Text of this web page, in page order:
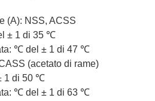
(A): NSS, ACSS
± 1 di 35 ℃
℃ del ± 1 di 47 ℃
(acetato di rame)
1 di 50 ℃
℃ del ± 1 di 63 ℃